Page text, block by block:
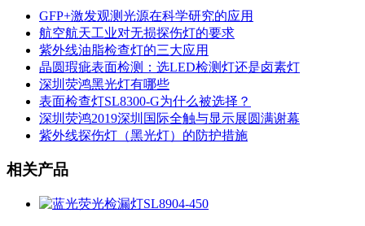
GFP+激发观测光源在科学研究的应用
航空航天工业对无损探伤灯的要求
紫外线油脂检查灯的三大应用
晶圆瑕疵表面检测：选LED检测灯还是卤素灯
深圳荧鸿黑光灯有哪些
表面检查灯SL8300-G为什么被选择？
深圳荧鸿2019深圳国际全触与显示展圆满谢幕
紫外线探伤灯（黑光灯）的防护措施
相关产品